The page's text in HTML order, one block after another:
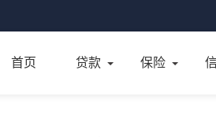
首页 贷款 保险